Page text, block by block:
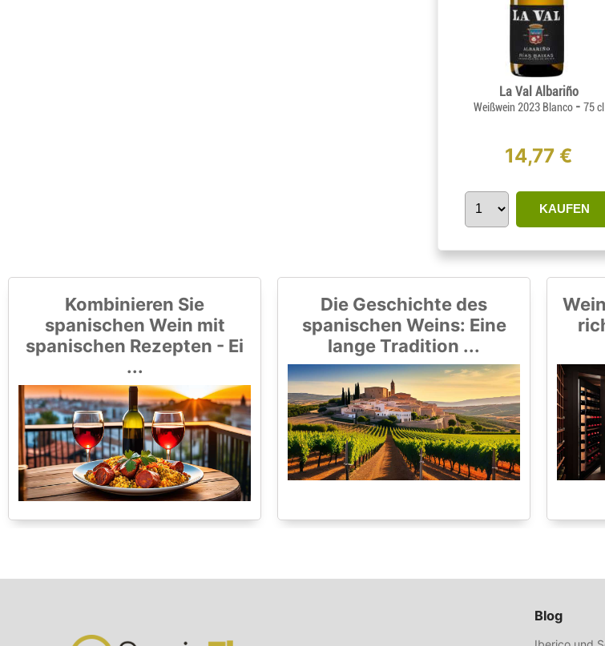
La Val Albariño
Weißwein 2023 Blanco - 75 cl
14,77 €
KAUFEN
Kombinieren Sie
spanischen Wein mit
spanischen Rezepten - Ei
...
Die Geschichte des
spanischen Weins: Eine
lange Tradition ...
Blog